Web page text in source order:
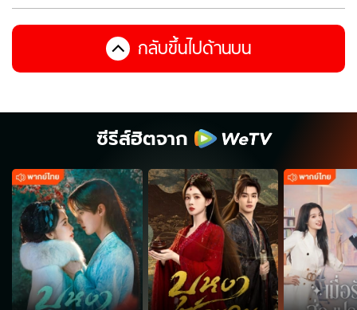
กลับขึ้นไปด้านบน
ซีรีส์ฮิตจาก